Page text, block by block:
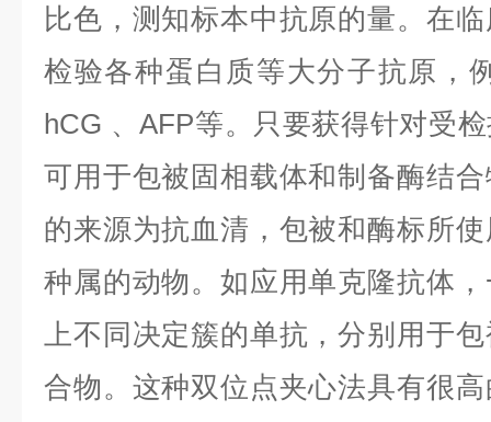
比色，测知标本中抗原的量。在
检验各种蛋白质等大分子抗原，
hCG 、AFP等。只要获得针对受
可用于包被固相载体和制备酶结
的来源为抗血清，包被和酶标所
种属的动物。如应用单克隆抗体
上不同决定簇的单抗，分别用于
合物。这种双位点夹心法具有很